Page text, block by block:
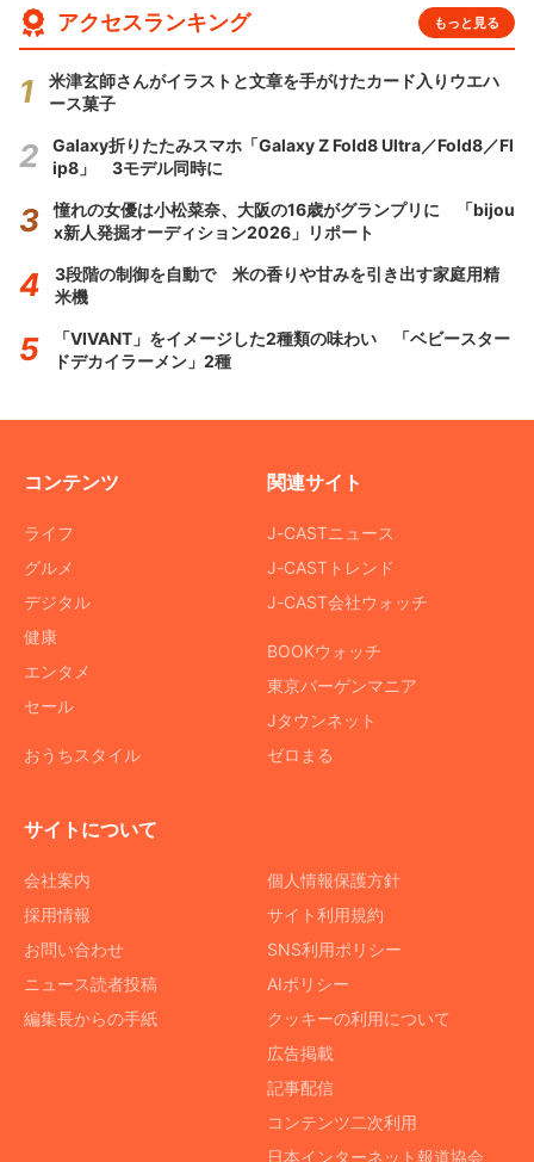
アクセスランキング もっと見る
米津玄師さんがイラストと文章を手がけたカード入りウエハ
ース菓子
Galaxy折りたたみスマホ「Galaxy Z Fold8 Ultra／Fold8／Fl
ip8」 3モデル同時に
憧れの女優は小松菜奈、大阪の16歳がグランプリに 「bijou
x新人発掘オーディション2026」リポート
3段階の制御を自動で 米の香りや甘みを引き出す家庭用精
米機
「VIVANT」をイメージした2種類の味わい 「ベビースター
ドデカイラーメン」2種
コンテンツ
ライフ
グルメ
デジタル
健康
エンタメ
セール
おうちスタイル
関連サイト
J-CASTニュース
J-CASTトレンド
J-CAST会社ウォッチ
BOOKウォッチ
東京バーゲンマニア
Jタウンネット
ゼロまる
サイトについて
会社案内
採用情報
お問い合わせ
ニュース読者投稿
編集長からの手紙
個人情報保護方針
サイト利用規約
SNS利用ポリシー
AIポリシー
クッキーの利用について
広告掲載
記事配信
コンテンツ二次利用
日本インターネット報道協会